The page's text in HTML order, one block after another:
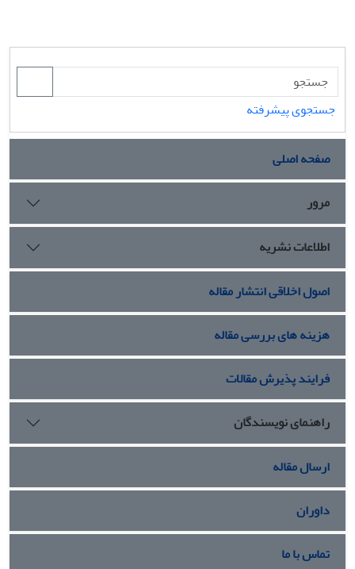
جستجوی پیشرفته
صفحه اصلی
مرور
اطلاعات نشریه
اصول اخلاقی انتشار مقاله
هزینه های بررسی مقاله
فرایند پذیرش مقالات
راهنمای نویسندگان
ارسال مقاله
داوران
تماس با ما